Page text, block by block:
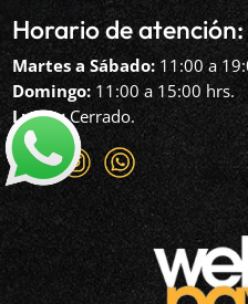
Horario de atención:
Martes a Sábado: 11:00 a
Domingo: 11:00 a 15:00 hrs.
Lunes:Cerrado.